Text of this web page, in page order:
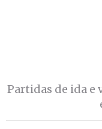
Partidas de ida e